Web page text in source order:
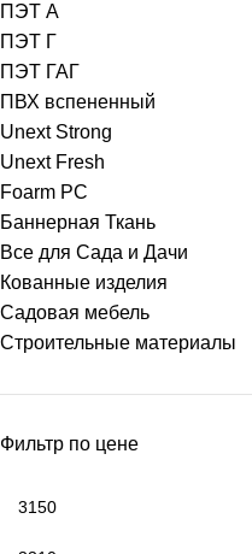
ПЭТ А
ПЭТ Г
ПЭТ ГАГ
ПВХ вспененный
Unext Strong
Unext Fresh
Foarm PC
Баннерная Ткань
Все для Сада и Дачи
Кованные изделия
Садовая мебель
Строительные материалы
Фильтр по цене